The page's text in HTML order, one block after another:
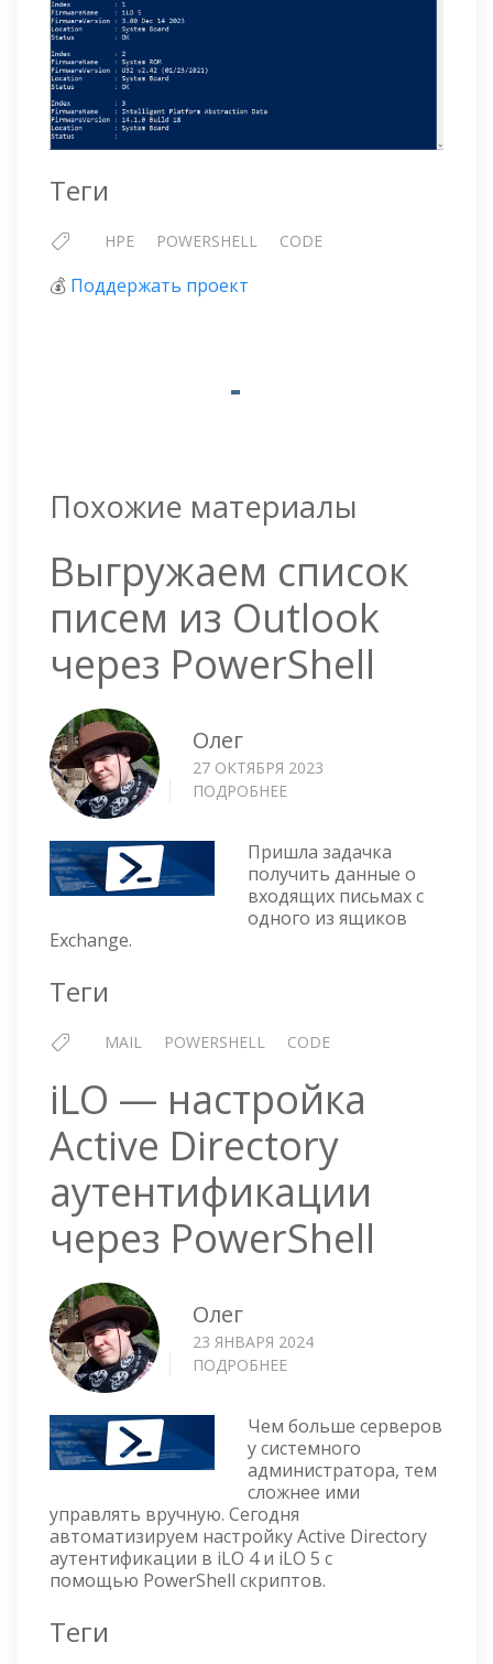
Теги
HPE POWERSHELL CODE
💰 Поддержать проект
Похожие материалы
Выгружаем список
писем из Outlook
через PowerShell
Олег
27 ОКТЯБРЯ 2023
ПОДРОБНЕЕ
ПИСЕМ
ИЗ
OUTLOOK
ЧЕРЕЗ
Пришла задачка
получить данные о
входящих письмах с
одного из ящиков
Exchange.
Теги
MAIL POWERSHELL CODE
iLO — настройка
Active Directory
аутентификации
через PowerShell
Олег
23 ЯНВАРЯ 2024
ПОДРОБНЕЕ
НАСТРОЙКА
ACTIVE
DIRECTORY
АУТЕНТИФИКАЦИИ
ЧЕРЕЗ
POWERSHELL
Чем больше серверов
у системного
администратора, тем
сложнее ими
управлять вручную. Сегодня
автоматизируем настройку Active Directory
аутентификации в iLO 4 и iLO 5 с
помощью PowerShell скриптов.
Теги